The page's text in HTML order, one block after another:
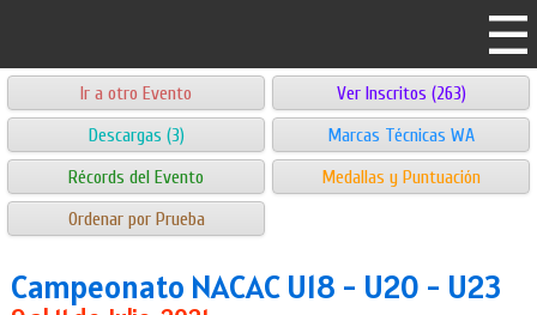
Ir a otro Evento
Ver Inscritos (263)
Descargas (3)
Marcas Técnicas WA
Récords del Evento
Medallas y Puntuación
Ordenar por Prueba
Campeonato NACAC U18 - U20 - U23